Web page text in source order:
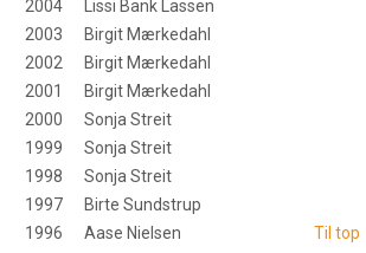
2004
Lissi Bank Lassen
2003
Birgit Mærkedahl
2002
Birgit Mærkedahl
2001
Birgit Mærkedahl
2000
Sonja Streit
1999
Sonja Streit
1998
Sonja Streit
1997
Birte Sundstrup
1996
Aase Nielsen Til top